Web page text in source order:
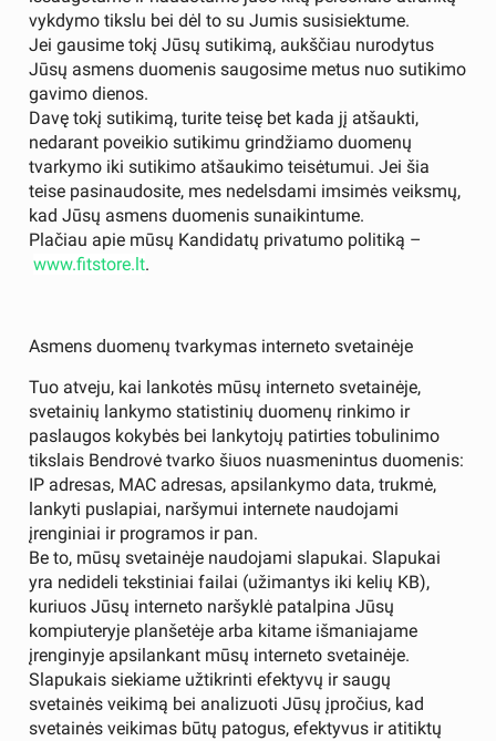
vykdymo tikslu bei dėl to su Jumis susisiektume.
Jei gausime tokį Jūsų sutikimą, aukščiau nurodytus
Jūsų asmens duomenis saugosime metus nuo sutikimo
gavimo dienos.
Davę tokį sutikimą, turite teisę bet kada jį atšaukti,
nedarant poveikio sutikimu grindžiamo duomenų
tvarkymo iki sutikimo atšaukimo teisėtumui. Jei šia
teise pasinaudosite, mes nedelsdami imsimės veiksmų,
kad Jūsų asmens duomenis sunaikintume.
Plačiau apie mūsų Kandidatų privatumo politiką –
www.fitstore.lt.
Asmens duomenų tvarkymas interneto svetainėje
Tuo atveju, kai lankotės mūsų interneto svetainėje,
svetainių lankymo statistinių duomenų rinkimo ir
paslaugos kokybės bei lankytojų patirties tobulinimo
tikslais Bendrovė tvarko šiuos nuasmenintus duomenis:
IP adresas, MAC adresas, apsilankymo data, trukmė,
lankyti puslapiai, naršymui internete naudojami
įrenginiai ir programos ir pan.
Be to, mūsų svetainėje naudojami slapukai. Slapukai
yra nedideli tekstiniai failai (užimantys iki kelių KB),
kuriuos Jūsų interneto naršyklė patalpina Jūsų
kompiuteryje planšetėje arba kitame išmaniajame
įrenginyje apsilankant mūsų interneto svetainėje.
Slapukais siekiame užtikrinti efektyvų ir saugų
svetainės veikimą bei analizuoti Jūsų įpročius, kad
svetainės veikimas būtų patogus, efektyvus ir atitiktų